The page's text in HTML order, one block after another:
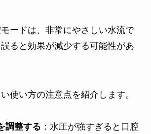
ードは、非常にやさしい水流で
ると効果が減少する可能性があ
使い方の注意点を紹介します。
調整する ：水圧が強すぎると口腔